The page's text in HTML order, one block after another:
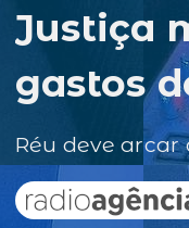
Justiça
gastos
Réu deve